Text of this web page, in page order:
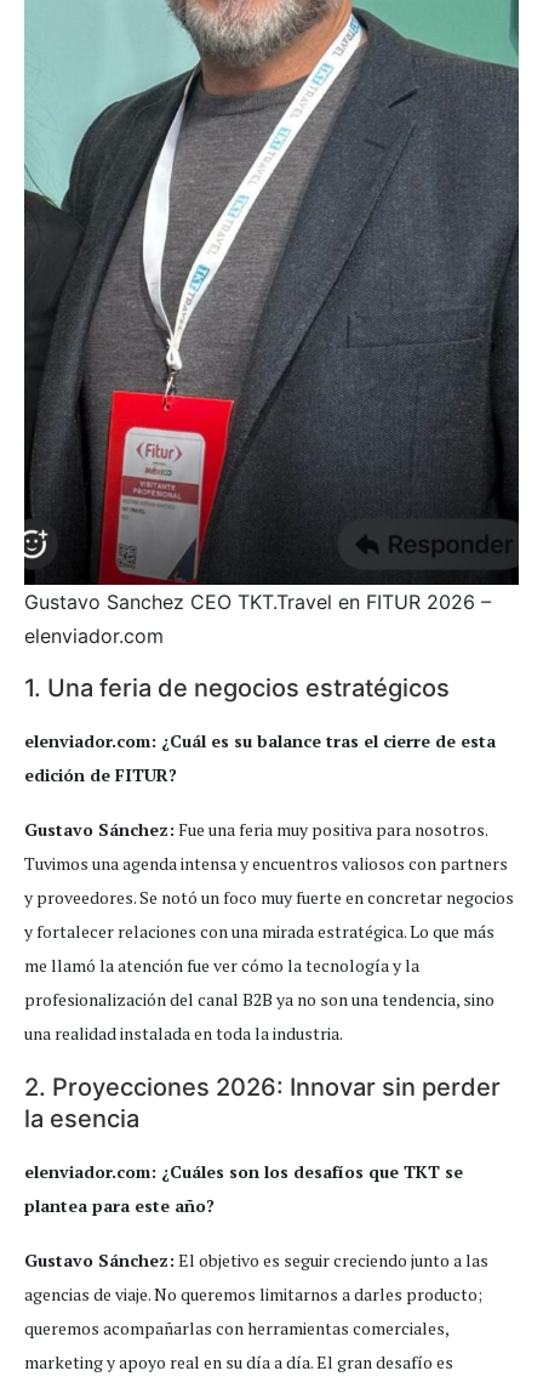
Gustavo Sanchez CEO TKT.Travel en FITUR 2026 –
elenviador.com
1. Una feria de negocios estratégicos
elenviador.com: ¿Cuál es su balance tras el cierre de esta
edición de FITUR?
Gustavo Sánchez: Fue una feria muy positiva para nosotros.
Tuvimos una agenda intensa y encuentros valiosos con partners
y proveedores. Se notó un foco muy fuerte en concretar negocios
y fortalecer relaciones con una mirada estratégica. Lo que más
me llamó la atención fue ver cómo la tecnología y la
profesionalización del canal B2B ya no son una tendencia, sino
una realidad instalada en toda la industria.
2. Proyecciones 2026: Innovar sin perder
la esencia
elenviador.com: ¿Cuáles son los desafíos que TKT se
plantea para este año?
Gustavo Sánchez: El objetivo es seguir creciendo junto a las
agencias de viaje. No queremos limitarnos a darles producto;
queremos acompañarlas con herramientas comerciales,
marketing y apoyo real en su día a día. El gran desafío es